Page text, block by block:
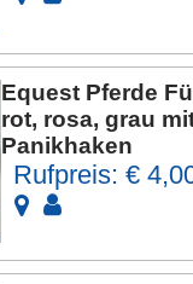
Equest Pferde
rot, rosa, grau
Panikhaken
Rufpreis: €